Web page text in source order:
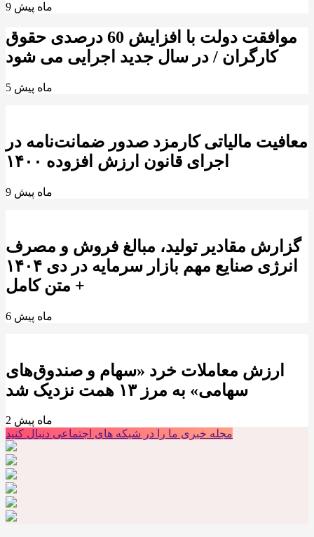
9 ماه پیش
موافقت دولت با افزایش 60 درصدی حقوق
کارگران / در سال جدید اجرایی می شود
5 ماه پیش
معافیت مالیاتی کارمزد صدور ضمانت‌نامه در
اجرای قانون ارزش افزوده ۱۴۰۰
9 ماه پیش
گزارش مقادیر تولید، مبالغ فروش و مصرف
انرژی صنایع مهم بازار سرمایه در دی ۱۴۰۴
+ متن کامل
6 ماه پیش
ارزش معاملات خرد «سهام و صندوق‌های
سهامی» به مرز ۱۳ همت نزدیک شد
2 ماه پیش
مجله خبری ما را در شبکه های اجتماعی دنبال کنید